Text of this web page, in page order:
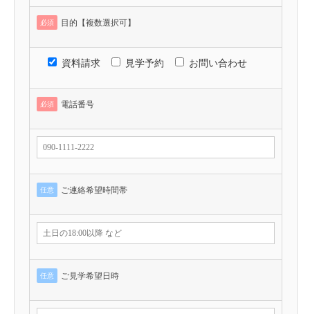
必須 目的【複数選択可】
資料請求 見学予約 お問い合わせ
必須 電話番号
任意 ご連絡希望時間帯
任意 ご見学希望日時